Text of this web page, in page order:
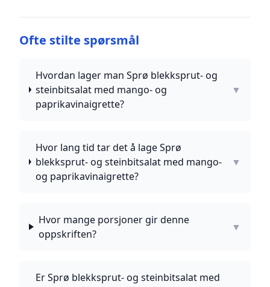
Ofte stilte spørsmål
Hvordan lager man Sprø blekksprut- og
steinbitsalat med mango- og
paprikavinaigrette?
▼
Hvor lang tid tar det å lage Sprø
blekksprut- og steinbitsalat med mango-
og paprikavinaigrette?
▼
Hvor mange porsjoner gir denne
oppskriften?
▼
Er Sprø blekksprut- og steinbitsalat med